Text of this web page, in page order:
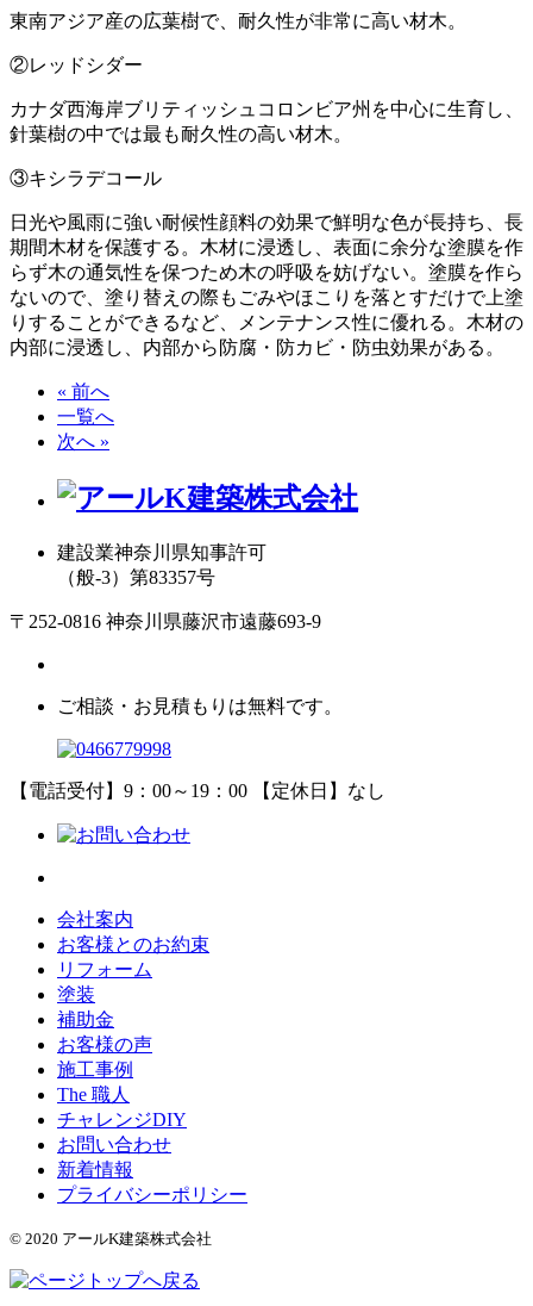
東南アジア産の広葉樹で、耐久性が非常に高い材木。
②レッドシダー
カナダ西海岸ブリティッシュコロンビア州を中心に生育し、
針葉樹の中では最も耐久性の高い材木。
③キシラデコール
日光や風雨に強い耐候性顔料の効果で鮮明な色が長持ち、長
期間木材を保護する。木材に浸透し、表面に余分な塗膜を作
らず木の通気性を保つため木の呼吸を妨げない。塗膜を作ら
ないので、塗り替えの際もごみやほこりを落とすだけで上塗
りすることができるなど、メンテナンス性に優れる。木材の
内部に浸透し、内部から防腐・防カビ・防虫効果がある。
« 前へ
一覧へ
次へ »
建設業神奈川県知事許可
（般-3）第83357号
〒252-0816 神奈川県藤沢市遠藤693-9
ご相談・お見積もりは無料です。
【電話受付】9：00～19：00 【定休日】なし
会社案内
お客様とのお約束
リフォーム
塗装
補助金
お客様の声
施工事例
The 職人
チャレンジDIY
お問い合わせ
新着情報
プライバシーポリシー
© 2020 アールK建築株式会社